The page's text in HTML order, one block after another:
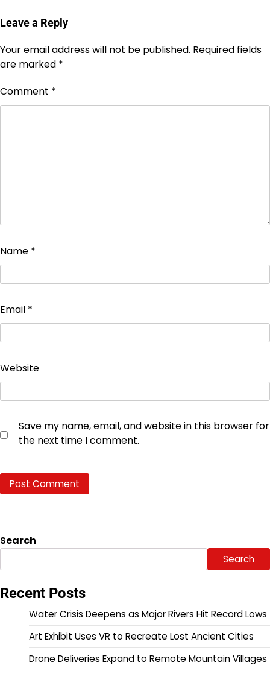
Leave a Reply
Your email address will not be published. Required fields
are marked *
Comment *
Name *
Email *
Website
Save my name, email, and website in this browser for
the next time I comment.
Search
Search
Recent Posts
Water Crisis Deepens as Major Rivers Hit Record Lows
Art Exhibit Uses VR to Recreate Lost Ancient Cities
Drone Deliveries Expand to Remote Mountain Villages